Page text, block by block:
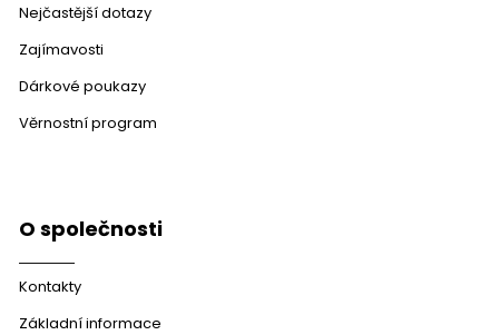
Nejčastější dotazy
Zajímavosti
Dárkové poukazy
Věrnostní program
O společnosti
Kontakty
Základní informace